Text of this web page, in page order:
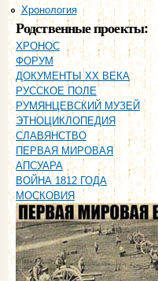
Хронология
Родственные проекты:
ХРОНОС
ФОРУМ
ДОКУМЕНТЫ XX ВЕКА
РУССКОЕ ПОЛЕ
РУМЯНЦЕВСКИЙ МУЗЕЙ
ЭТНОЦИКЛОПЕДИЯ
СЛАВЯНСТВО
ПЕРВАЯ МИРОВАЯ
АПСУАРА
ВОЙНА 1812 ГОДА
МОСКОВИЯ